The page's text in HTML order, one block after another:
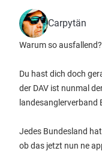
Carpytän
Warum so ausfallend?
Du hast dich doch
der DAV ist nunmal
landesanglerverband
Jedes Bundesland
ob das jetzt nun ne